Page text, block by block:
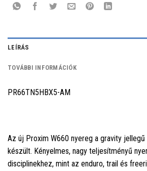
LEÍRÁS
TOVÁBBI INFORMÁCIÓK
PR66TN5HBX5-AM
Az új Proxim W660 nyereg a gravity
készült. Kényelmes, nagy teljesítményű
disciplinekhez, mint az enduro, trail és